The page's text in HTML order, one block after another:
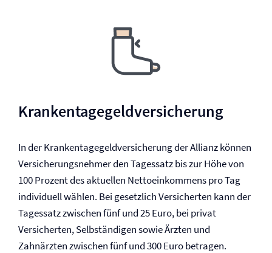
Krankentagegeld­versicherung
In der Krankentagegeld­versicherung der Allianz können
Versicherungsnehmer den Tagessatz bis zur Höhe von
100 Prozent des aktuellen Nettoeinkommens pro Tag
individuell wählen. Bei gesetzlich Versicherten kann der
Tagessatz zwischen fünf und 25 Euro, bei privat
Versicherten, Selbständigen sowie Ärzten und
Zahnärzten zwischen fünf und 300 Euro betragen.